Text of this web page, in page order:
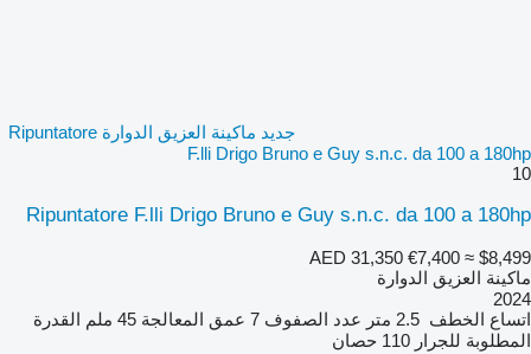
جديد ماكينة العزيق الدوارة Ripuntatore
F.lli Drigo Bruno e Guy s.n.c. da 100 a 180hp
10
Ripuntatore F.lli Drigo Bruno e Guy s.n.c. da 100 a 180hp
AED 31,350 €7,400 ≈ $8,499
ماكينة العزيق الدوارة
2024
اتساع الخطف 2.5 متر عدد الصفوف 7 عمق المعالجة 45 ملم
القدرة
المطلوبة للجرار 110 حصان